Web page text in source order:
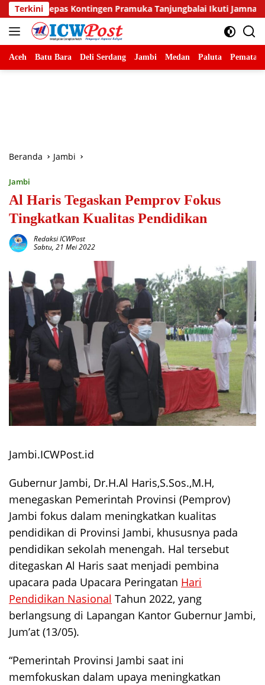
Langsung
ke
konten
Terkini
Pramuka Tanjungbalai Ikuti Jamnas XII di Cibubur
Aceh Batu Bara Deli Serdang Jambi Medan Paluta
Beranda Jambi
Jambi
Al Haris Tegaskan Pemprov Fokus
Tingkatkan Kualitas Pendidikan
Redaksi ICWPost
Sabtu, 21 Mei 2022
Jambi.ICWPost.id
Gubernur Jambi, Dr.H.Al Haris,S.Sos.,M.H,
menegaskan Pemerintah Provinsi (Pemprov)
Jambi fokus dalam meningkatkan kualitas
pendidikan di Provinsi Jambi, khususnya pada
pendidikan sekolah menengah. Hal tersebut
ditegaskan Al Haris saat menjadi pembina
upacara pada Upacara Peringatan Hari
Pendidikan Nasional Tahun 2022, yang
berlangsung di Lapangan Kantor Gubernur Jambi,
Jum’at (13/05).
“Pemerintah Provinsi Jambi saat ini
memfokuskan dalam upaya meningkatkan